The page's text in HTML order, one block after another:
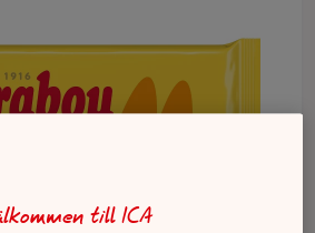
till ICA